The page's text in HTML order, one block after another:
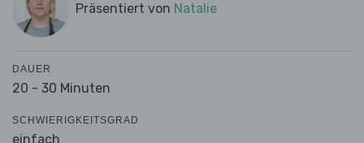
Präsentiert von Natalie
DAUER
20 - 30 Minuten
SCHWIERIGKEITSGRAD
einfach